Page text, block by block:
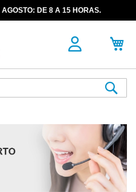
DE 8 A 15 HORAS.